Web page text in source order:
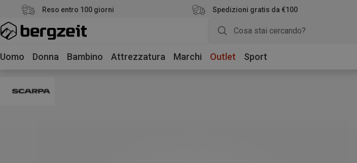
Reso entro 100 giorni Spedizioni gratis da €100
Uomo Donna Bambino Attrezzatura Marchi Outlet Sport